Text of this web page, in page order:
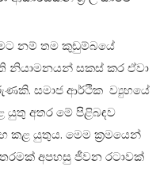
නම් තම කුඩුම්බයේ
නියාමනයන් සකස් කර ඒවා
සමාජ ආර්ථික ව්‍යුහයේ
යුතු අතර මේ පිළිබඳව
කළ යුතුය. මෙම ක්‍රමයෙන්
අපහසු ජීවන රටාවක්